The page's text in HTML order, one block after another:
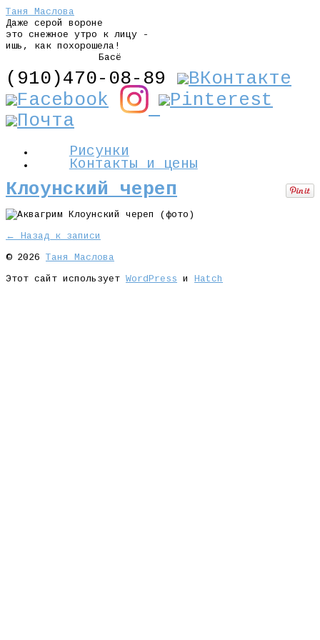
Таня Маслова
Даже серой вороне
это снежное утро к лицу -
ишь, как похорошела!
Басё
(910)470-08-89
Рисунки
Контакты и цены
Клоунский череп
← Назад к записи
© 2026 Таня Маслова
Этот сайт использует WordPress и Hatch